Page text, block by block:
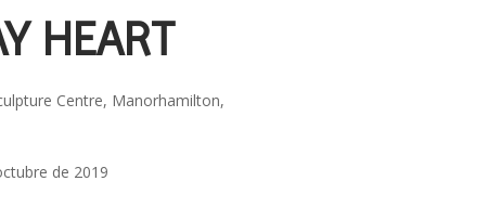
HEART
Centre, Manorhamilton,
de 2019